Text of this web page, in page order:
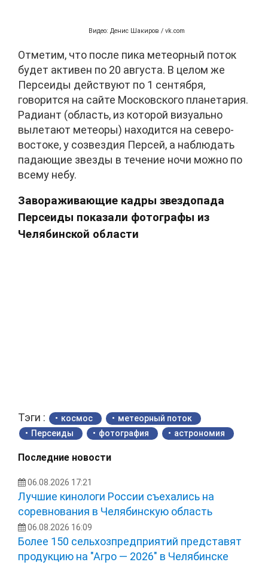
Видео: Денис Шакиров / vk.com
Отметим, что после пика метеорный поток
будет активен по 20 августа. В целом же
Персеиды действуют по 1 сентября,
говорится на сайте Московского планетария.
Радиант (область, из которой визуально
вылетают метеоры) находится на северо-
востоке, у созвездия Персей, а наблюдать
падающие звезды в течение ночи можно по
всему небу.
Завораживающие кадры звездопада
Персеиды показали фотографы из
Челябинской области
Тэги : космос
метеорный поток
Персеиды
фотография астрономия
Последние новости
06.08.2026 17:21
Лучшие кинологи России съехались на
соревнования в Челябинскую область
06.08.2026 16:09
Более 150 сельхозпредприятий представят
продукцию на "Агро — 2026" в Челябинске